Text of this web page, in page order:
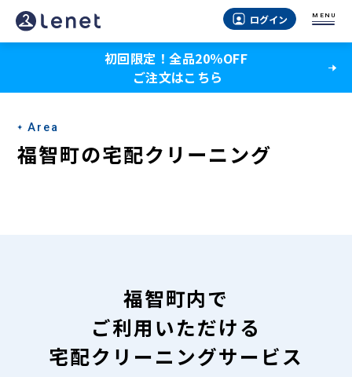
福
智
の
宅
配
ログイン MENU
初回限定！全品20％OFF
ご注文はこちら
Area
福智町の宅配クリーニング
福智町内で
ご利用いただける
宅配クリーニングサービス